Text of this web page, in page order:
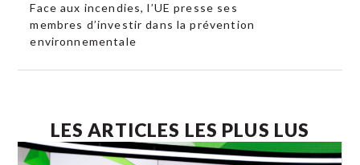
Face aux incendies, l’UE presse ses
membres d’investir dans la prévention
environnementale
LES ARTICLES LES PLUS LUS